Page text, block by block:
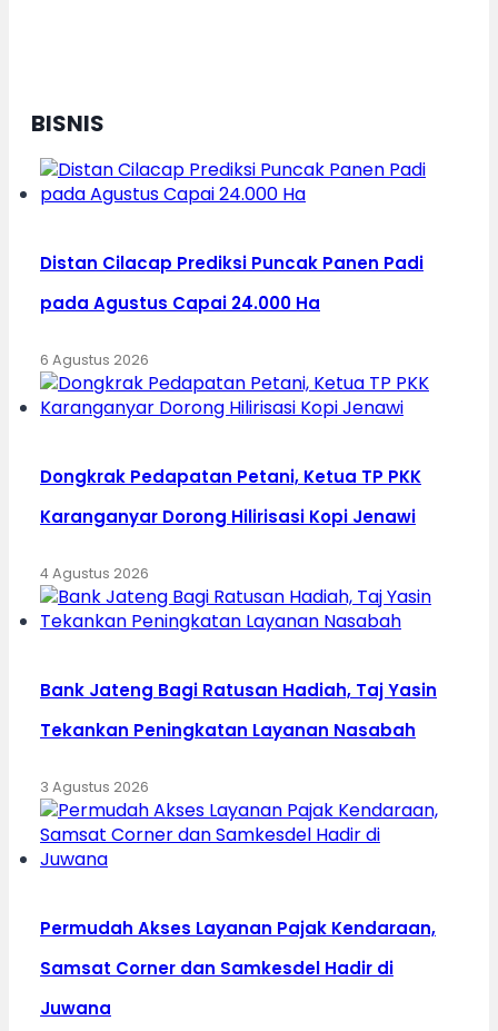
BISNIS
Distan Cilacap Prediksi Puncak Panen Padi
pada Agustus Capai 24.000 Ha
6 Agustus 2026
Dongkrak Pedapatan Petani, Ketua TP PKK
Karanganyar Dorong Hilirisasi Kopi Jenawi
4 Agustus 2026
Bank Jateng Bagi Ratusan Hadiah, Taj Yasin
Tekankan Peningkatan Layanan Nasabah
3 Agustus 2026
Permudah Akses Layanan Pajak Kendaraan,
Samsat Corner dan Samkesdel Hadir di
Juwana